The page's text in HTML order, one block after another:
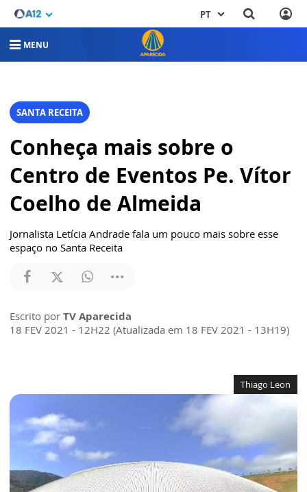
PT
MENU
SANTA RECEITA
Conheça mais sobre o
Centro de Eventos Pe. Vítor
Coelho de Almeida
Jornalista Letícia Andrade fala um pouco mais sobre esse
espaço no Santa Receita
Escrito por TV Aparecida
18 FEV 2021 - 12H22 (Atualizada em 18 FEV 2021 - 13H19)
Thiago Leon